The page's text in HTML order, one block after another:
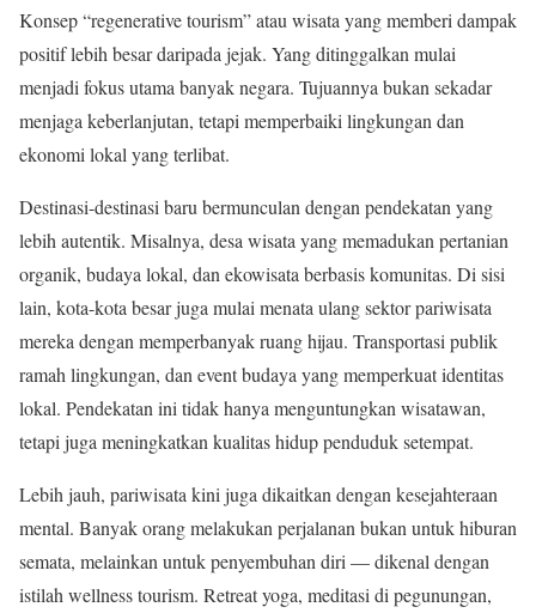
Konsep “regenerative tourism” atau wisata yang memberi dampak
positif lebih besar daripada jejak. Yang ditinggalkan mulai
menjadi fokus utama banyak negara. Tujuannya bukan sekadar
menjaga keberlanjutan, tetapi memperbaiki lingkungan dan
ekonomi lokal yang terlibat.
Destinasi-destinasi baru bermunculan dengan pendekatan yang
lebih autentik. Misalnya, desa wisata yang memadukan pertanian
organik, budaya lokal, dan ekowisata berbasis komunitas. Di sisi
lain, kota-kota besar juga mulai menata ulang sektor pariwisata
mereka dengan memperbanyak ruang hijau. Transportasi publik
ramah lingkungan, dan event budaya yang memperkuat identitas
lokal. Pendekatan ini tidak hanya menguntungkan wisatawan,
tetapi juga meningkatkan kualitas hidup penduduk setempat.
Lebih jauh, pariwisata kini juga dikaitkan dengan kesejahteraan
mental. Banyak orang melakukan perjalanan bukan untuk hiburan
semata, melainkan untuk penyembuhan diri — dikenal dengan
istilah wellness tourism. Retreat yoga, meditasi di pegunungan,